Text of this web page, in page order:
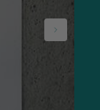
Це
коліна та